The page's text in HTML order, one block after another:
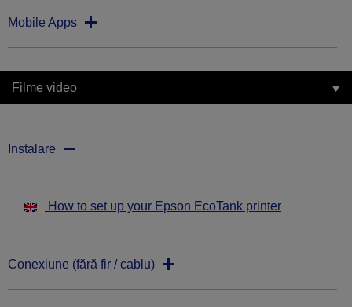
Mobile Apps
Filme video
Instalare
How to set up your Epson EcoTank printer
Conexiune (fără fir / cablu)